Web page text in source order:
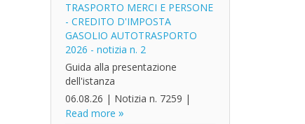
TRASPORTO MERCI E PERSONE
- CREDITO D'IMPOSTA
GASOLIO AUTOTRASPORTO
2026 - notizia n. 2
Guida alla presentazione
dell'istanza
06.08.26 | Notizia n. 7259 |
Read more